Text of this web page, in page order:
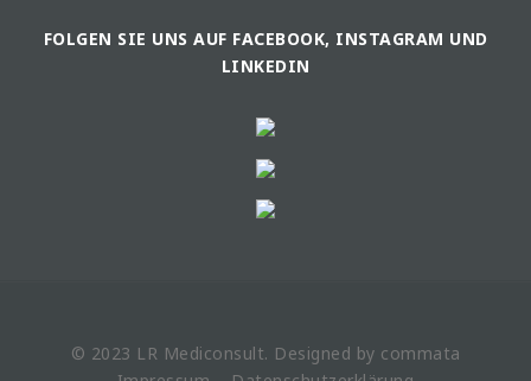
FOLGEN SIE UNS AUF FACEBOOK, INSTAGRAM UND
LINKEDIN
© 2023 LR Mediconsult. Designed by commata